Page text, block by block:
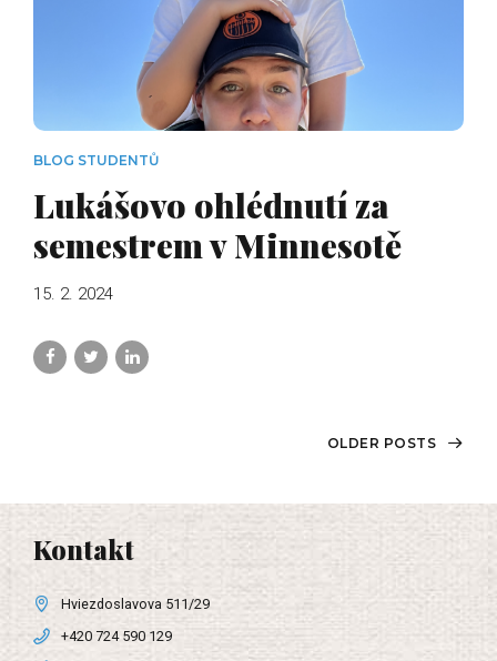
BLOG STUDENTŮ
Lukášovo ohlédnutí za
semestrem v Minnesotě
15. 2. 2024
OLDER POSTS
Kontakt
Hviezdoslavova 511/29
+420 724 590 129